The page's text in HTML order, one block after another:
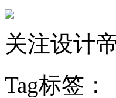
关注设计
Tag标签：